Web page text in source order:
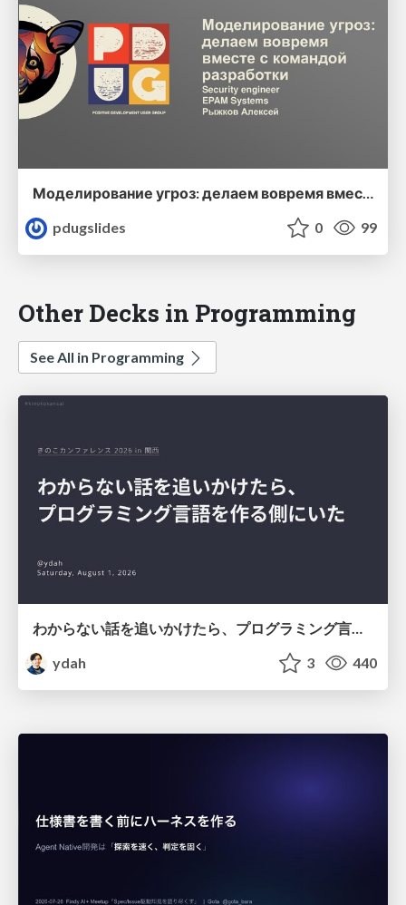
Моделирование угроз: делаем вовремя вместе с командой разработки
pdugslides
0 99
Other Decks in Programming
See All in Programming
ydah
3 440